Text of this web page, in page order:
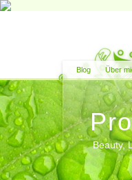
Blog Über
Beauty,